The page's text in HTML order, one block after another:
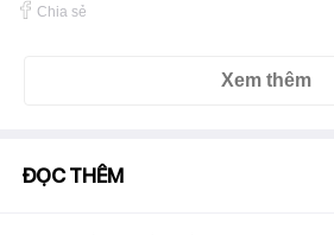
Chia sẻ
Xem thêm
ĐỌC THÊM